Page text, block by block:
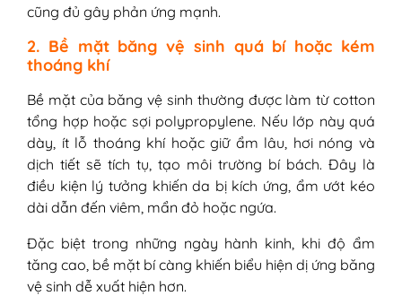
cũng đủ gây phản ứng mạnh.
2. Bề mặt băng vệ sinh quá bí hoặc kém
thoáng khí
Bề mặt của băng vệ sinh thường được làm từ cotton
tổng hợp hoặc sợi polypropylene. Nếu lớp này quá
dày, ít lỗ thoáng khí hoặc giữ ẩm lâu, hơi nóng và
dịch tiết sẽ tích tụ, tạo môi trường bí bách. Đây là
điều kiện lý tưởng khiến da bị kích ứng, ẩm ướt kéo
dài dẫn đến viêm, mẩn đỏ hoặc ngứa.
Đặc biệt trong những ngày hành kinh, khi độ ẩm
tăng cao, bề mặt bí càng khiến biểu hiện dị ứng băng
vệ sinh dễ xuất hiện hơn.